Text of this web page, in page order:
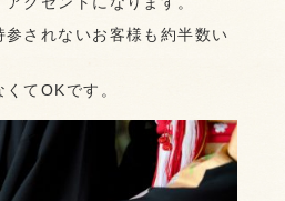
参されないお客様も約半数い
てOKです。